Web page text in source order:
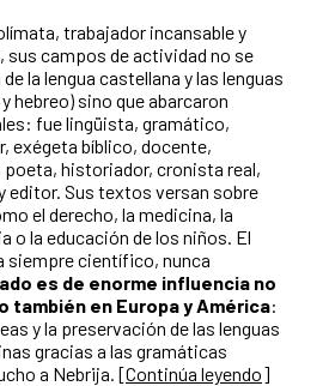
trabajador incansable y
sus campos de actividad no se
la lengua castellana y las lenguas
hebreo) sino que abarcaron
fue lingüista, gramático,
exégeta bíblico, docente,
historiador, cronista real,
editor. Sus textos versan sobre
el derecho, la medicina, la
o la educación de los niños. El
siempre científico, nunca
es de enorme influencia no
también en Europa y América:
y la preservación de las lenguas
gracias a las gramáticas
a Nebrija. [Continúa leyendo]